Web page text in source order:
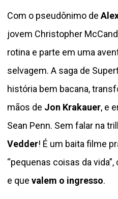
Com o pseudônimo de
jovem Christopher
rotina e parte em uma
selvagem. A saga de
história bem bacana,
mãos de Jon Krakauer, e
Sean Penn. Sem falar na
Vedder! É um baita filme
“pequenas coisas da
e que valem o ingresso.